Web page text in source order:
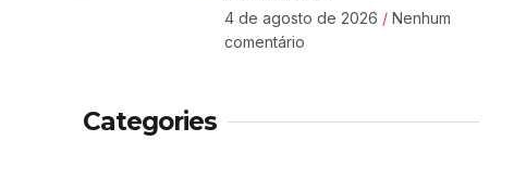
4 de agosto de 2026 Nenhum
comentário
Categories